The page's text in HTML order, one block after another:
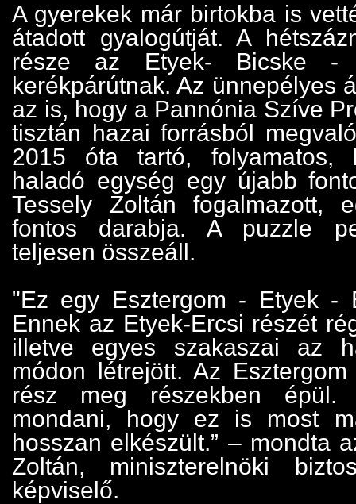
A gyerekek már birtokba is
átadott gyalogútját. A
része az Etyek- Bicske -
kerékpárútnak. Az ünnepélyes
az is, hogy a Pannónia Szíve
tisztán hazai forrásból
2015 óta tartó, folyamatos,
haladó egység egy újabb
Tessely Zoltán fogalmazott,
fontos darabja. A puzzle
teljesen összeáll.
"Ez egy Esztergom - Etyek -
Ennek az Etyek-Ercsi részét
illetve egyes szakaszai az
módon létrejött. Az
rész meg részekben
mondani, hogy ez is most
hosszan elkészült.” – mondta
Zoltán, miniszterelnöki
képviselő.